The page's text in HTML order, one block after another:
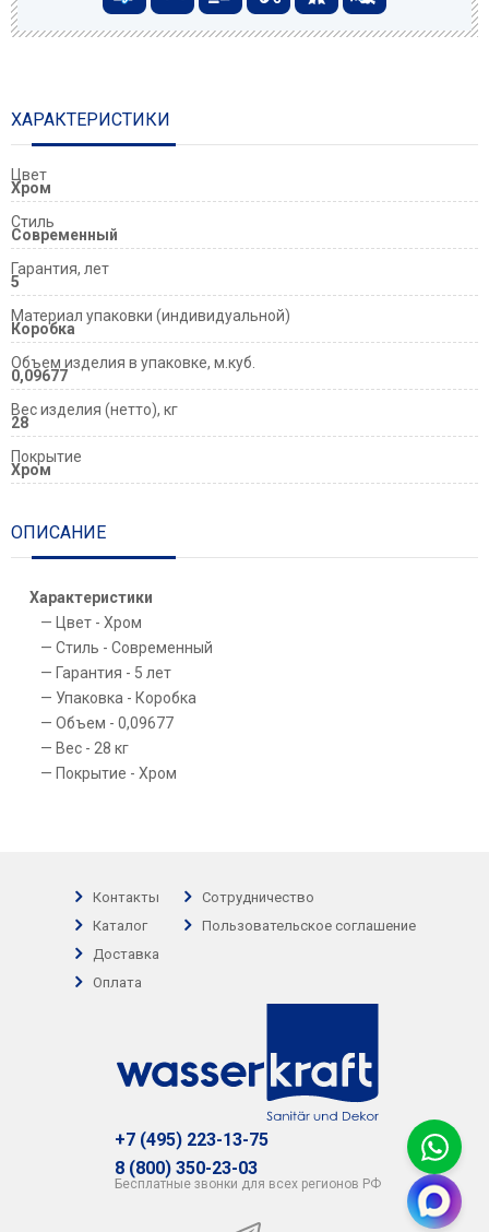
ХАРАКТЕРИСТИКИ
Цвет
Хром
Стиль
Современный
Гарантия, лет
5
Материал упаковки (индивидуальной)
Коробка
Объем изделия в упаковке, м.куб.
0,09677
Вес изделия (нетто), кг
28
Покрытие
Хром
ОПИСАНИЕ
Характеристики
Цвет - Хром
Стиль - Современный
Гарантия - 5 лет
Упаковка - Коробка
Объем - 0,09677
Вес - 28 кг
Покрытие - Хром
Контакты
Каталог
Доставка
Оплата
Сотрудничество
Пользовательское соглашение
+7 (495) 223-13-75
8 (800) 350-23-03
Бесплатные звонки для всех регионов РФ